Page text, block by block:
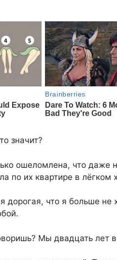
значит?
ошеломлена, что даже
по их квартире в лёгком
дорогая, что я больше не
Мы двадцать лет